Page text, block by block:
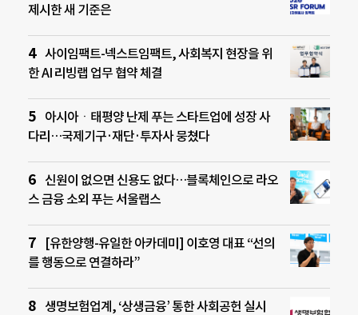
제시한 새 기준은
사이임팩트-넥스트임팩트, 사회복지 현장을 위
한 AI 리빙랩 업무 협약 체결
아시아ㆍ태평양 난제 푸는 스타트업에 성장 사
다리…국제기구·재단·투자사 뭉쳤다
신원이 없으면 신용도 없다…블록체인으로 라오
스 금융 소외 푸는 서울랩스
[유한양행-유일한 아카데미] 이호영 대표 “선의
를 행동으로 연결하라”
생명보험업계, ‘상생금융’ 통한 사회공헌 실시